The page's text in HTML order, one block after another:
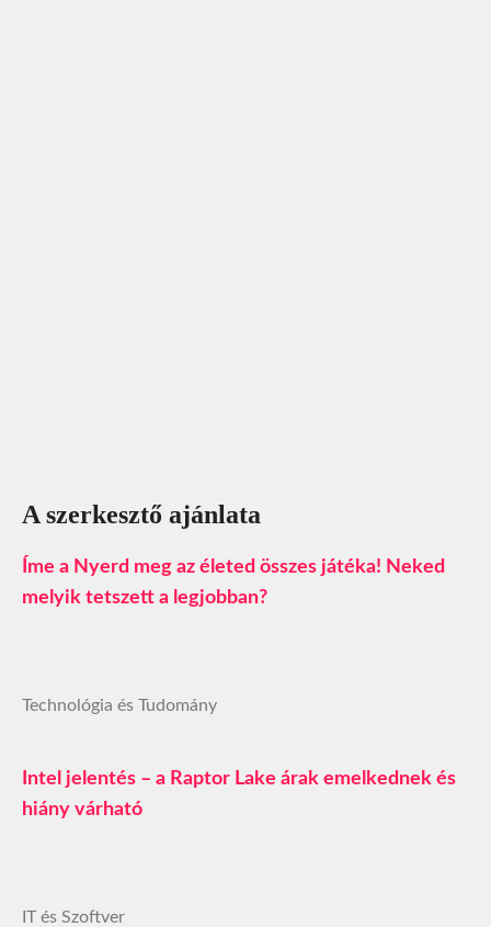
A szerkesztő ajánlata
Íme a Nyerd meg az életed összes játéka! Neked
melyik tetszett a legjobban?
Technológia és Tudomány
Intel jelentés – a Raptor Lake árak emelkednek és
hiány várható
IT és Szoftver